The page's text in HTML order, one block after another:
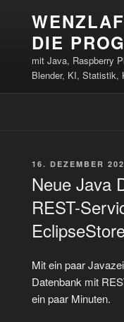
springenDIE
mit Java, Raspberry
Blender, KI, Statistik,
VERÖFFENTLICHT
16. DEZEMBER
Neue Java
REST-
Mit ein paar
Datenbank mit
ein paar Minuten.